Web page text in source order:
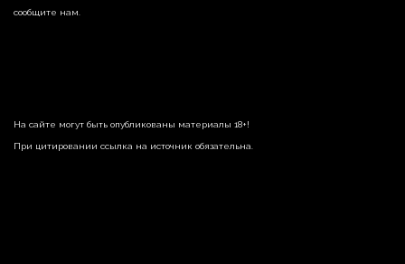
сообщите нам.
На сайте могут быть опубликованы материалы 18+!
При цитировании ссылка на источник обязательна.